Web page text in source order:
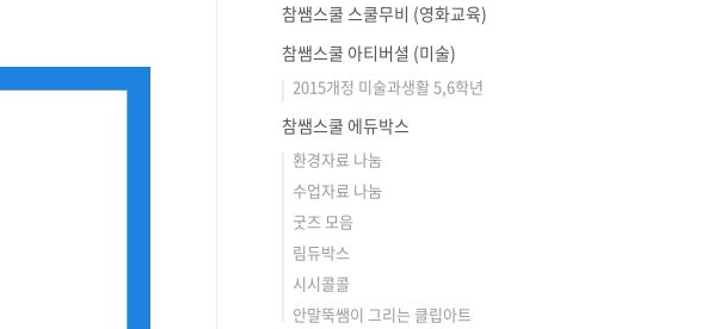
참쌤스쿨 스쿨무비 (영화교육)
참쌤스쿨 아티버셜 (미술)
2015개정 미술과생활 5,6학년
참쌤스쿨 에듀박스
환경자료 나눔
수업자료 나눔
굿즈 모음
림듀박스
시시콜콜
안말뚝쌤이 그리는 클립아트